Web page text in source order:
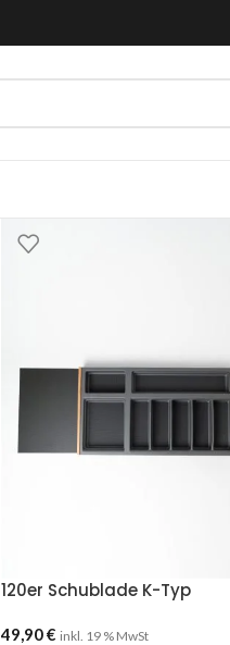
120er Schublade K-Typ
49,90€ inkl. 19 % MwSt